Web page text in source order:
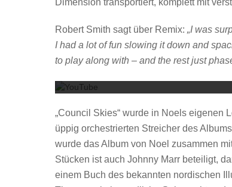
Robert Smith sagt über Remix: „I was
I had a lot of fun slowing it down and
to play along with – and the rest just
„Council Skies“ wurde in Noels eigenen
üppig orchestrierten Streicher des
wurde das Album von Noel zusammen
Stücken ist auch Johnny Marr beteiligt,
einem Buch des bekannten nordischen